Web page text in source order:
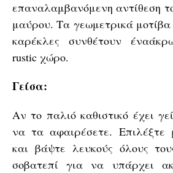
επαναλαμβανόμενη αντίθεση
μαύρου. Τα γεωμετρικά μοτίβα
καρέκλες συνθέτουν
rustic χώρο.
Γείσα:
Αν το παλιό καθιστικό έχει
να τα αφαιρέσετε. Επιλέξτε
και βάψτε λευκούς όλους
σοβατεπί για να υπάρχει